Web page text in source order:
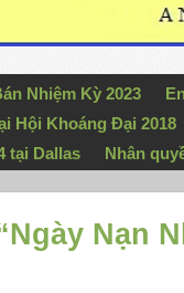
Nhiệm Kỳ 2023
Hội Khoáng Đại 2018
tại Dallas Nhân
Nạn